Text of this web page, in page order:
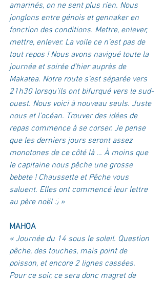
amarinés, on ne sent plus rien. Nous
jonglons entre génois et gennaker en
fonction des conditions. Mettre, enlever,
mettre, enlever. La voile ce n’est pas de
tout repos ! Nous avons navigué toute la
journée et soirée d’hier auprès de
Makatea. Notre route s’est séparée vers
21h30 lorsqu’ils ont bifurqué vers le sud-
ouest. Nous voici à nouveau seuls. Juste
nous et l’océan. Trouver des idées de
repas commence à se corser. Je pense
que les derniers jours seront assez
monotones de ce côté là … À moins que
le capitaine nous pêche une grosse
bebete ! Chaussette et Pêche vous
saluent. Elles ont commencé leur lettre
au père noël :) »
MAHOA
« Journée du 14 sous le soleil. Question
pêche, des touches, mais point de
poisson, et encore 2 lignes cassées.
Pour ce soir, ce sera donc magret de